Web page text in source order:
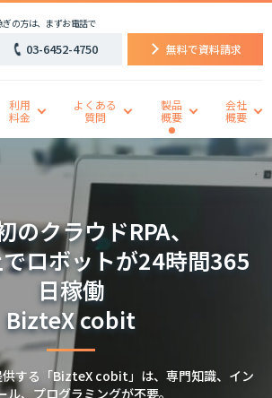
利用
料金
よくある
質問
製品
概要
会社
概要
ぎの方は、まずお電話で
03-6452-4750 無料で資料請求
のクラウドRPA、
ロボットが24時間365
日稼働
BizteX cobit
する「BizteX cobit」は、専門知識、イン
ル、プログラミングが不要。